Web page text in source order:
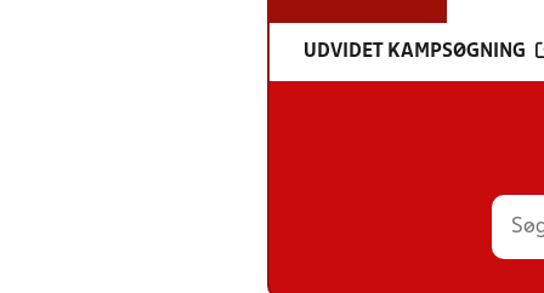
UDVIDET KAMPSØGNING